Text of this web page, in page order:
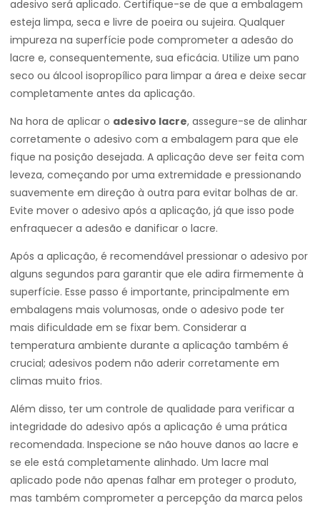
adesivo será aplicado. Certifique-se de que a embalagem
esteja limpa, seca e livre de poeira ou sujeira. Qualquer
impureza na superfície pode comprometer a adesão do
lacre e, consequentemente, sua eficácia. Utilize um pano
seco ou álcool isopropílico para limpar a área e deixe secar
completamente antes da aplicação.
Na hora de aplicar o adesivo lacre, assegure-se de alinhar
corretamente o adesivo com a embalagem para que ele
fique na posição desejada. A aplicação deve ser feita com
leveza, começando por uma extremidade e pressionando
suavemente em direção à outra para evitar bolhas de ar.
Evite mover o adesivo após a aplicação, já que isso pode
enfraquecer a adesão e danificar o lacre.
Após a aplicação, é recomendável pressionar o adesivo por
alguns segundos para garantir que ele adira firmemente à
superfície. Esse passo é importante, principalmente em
embalagens mais volumosas, onde o adesivo pode ter
mais dificuldade em se fixar bem. Considerar a
temperatura ambiente durante a aplicação também é
crucial; adesivos podem não aderir corretamente em
climas muito frios.
Além disso, ter um controle de qualidade para verificar a
integridade do adesivo após a aplicação é uma prática
recomendada. Inspecione se não houve danos ao lacre e
se ele está completamente alinhado. Um lacre mal
aplicado pode não apenas falhar em proteger o produto,
mas também comprometer a percepção da marca pelos